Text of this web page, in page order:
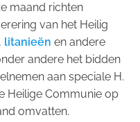
maand richten
van het Heilig
litanieën en andere
andere het bidden
aan speciale H.
Heilige Communie op
omvatten.